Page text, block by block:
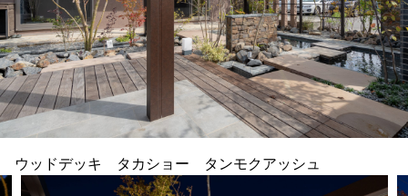
ウッドデッキ タカショー タンモクアッシュ